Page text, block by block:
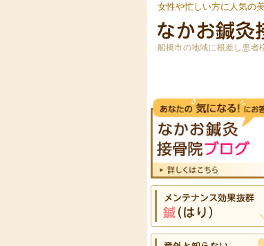
女性や忙しい方に人気の
船橋市の地域に根差し患者